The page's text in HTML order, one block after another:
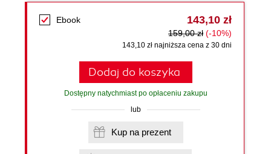
Ebook 143,10 zł
159,00 zł (-10%)
143,10 zł najniższa cena z 30 dni
Dodaj do koszyka
Dostępny natychmiast po opłaceniu zakupu
lub
Kup na prezent